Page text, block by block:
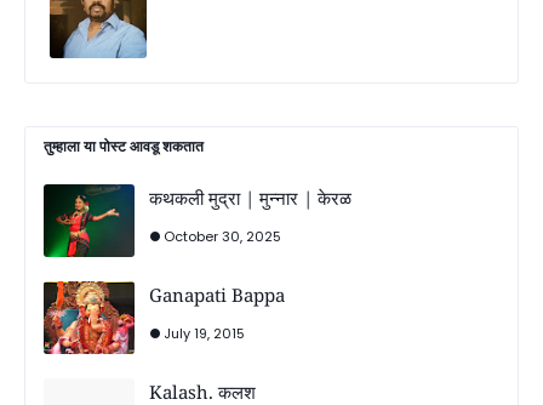
तुम्‍हाला या पोस्‍ट आवडू शकतात
कथकली मुद्रा | मुन्नार | केरळ
October 30, 2025
Ganapati Bappa
July 19, 2015
Kalash. कलश